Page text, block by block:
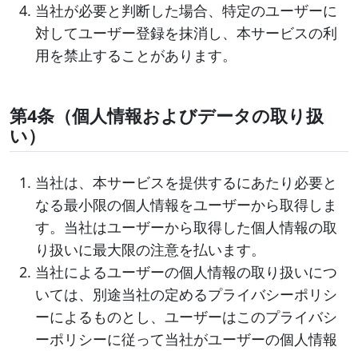
当社が必要と判断した場合、特定のユーザーに
対してユーザー登録を抹消し、本サービスの利
用を禁止することがあります。
第4条（個人情報およびデータの取り扱
い）
当社は、本サービスを提供するにあたり必要と
なる最小限の個人情報をユーザーから取得しま
す。当社はユーザーから取得した個人情報の取
り扱いに最大限の注意を払います。
当社によるユーザーの個人情報の取り扱いにつ
いては、別途当社の定めるプライバシーポリシ
ーによるものとし、ユーザーはこのプライバシ
ーポリシーに従って当社がユーザーの個人情報